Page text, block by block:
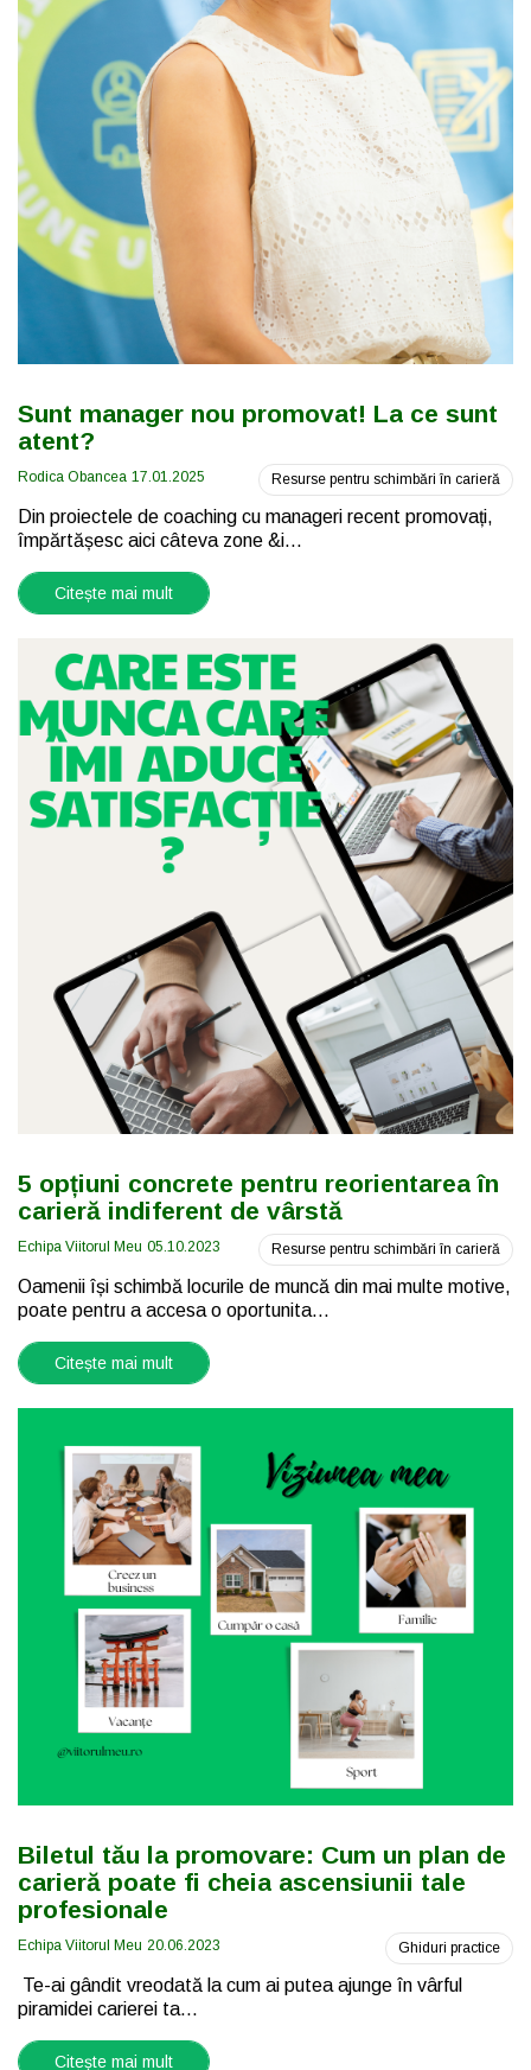
Sunt manager nou promovat! La ce sunt
atent?
Rodica Obancea 17.01.2025 Resurse pentru schimbări în carieră
Din proiectele de coaching cu manageri recent promovați,
împărtășesc aici câteva zone &i...
Citește mai mult
5 opțiuni concrete pentru reorientarea în
carieră indiferent de vârstă
Echipa Viitorul Meu 05.10.2023 Resurse pentru schimbări în carieră
Oamenii își schimbă locurile de muncă din mai multe motive,
poate pentru a accesa o oportunita...
Citește mai mult
Biletul tău la promovare: Cum un plan de
carieră poate fi cheia ascensiunii tale
profesionale
Echipa Viitorul Meu 20.06.2023 Ghiduri practice
Te-ai gândit vreodată la cum ai putea ajunge în vârful
piramidei carierei ta...
Citește mai mult